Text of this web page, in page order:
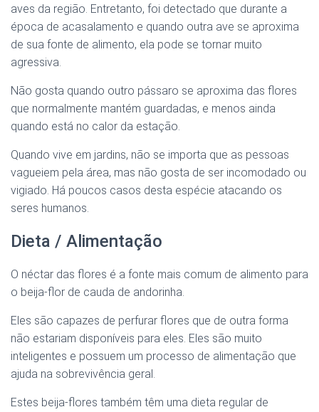
aves da região. Entretanto, foi detectado que durante a
época de acasalamento e quando outra ave se aproxima
de sua fonte de alimento, ela pode se tornar muito
agressiva.
Não gosta quando outro pássaro se aproxima das flores
que normalmente mantém guardadas, e menos ainda
quando está no calor da estação.
Quando vive em jardins, não se importa que as pessoas
vagueiem pela área, mas não gosta de ser incomodado ou
vigiado. Há poucos casos desta espécie atacando os
seres humanos.
Dieta / Alimentação
O néctar das flores é a fonte mais comum de alimento para
o beija-flor de cauda de andorinha.
Eles são capazes de perfurar flores que de outra forma
não estariam disponíveis para eles. Eles são muito
inteligentes e possuem um processo de alimentação que
ajuda na sobrevivência geral.
Estes beija-flores também têm uma dieta regular de